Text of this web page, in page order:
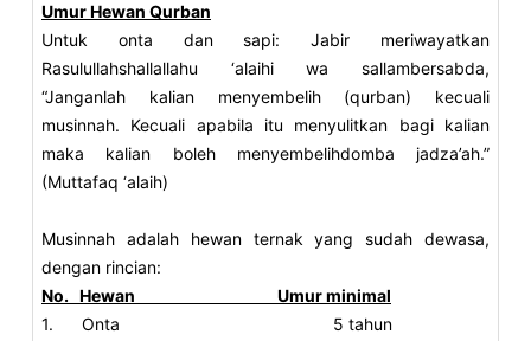
Umur Hewan Qurban
Untuk onta dan sapi: Jabir meriwayatkan
Rasulullahshallallahu ‘alaihi wa sallambersabda,
“Janganlah kalian menyembelih (qurban) kecuali
musinnah. Kecuali apabila itu menyulitkan bagi kalian
maka kalian boleh menyembelihdomba jadza’ah.”
(Muttafaq ‘alaih)
Musinnah adalah hewan ternak yang sudah dewasa,
dengan rincian:
No. Hewan Umur minimal
1. Onta 5 tahun